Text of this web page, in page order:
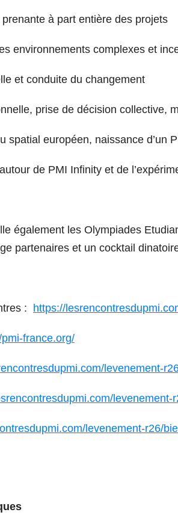
prenante à part entière des projets
environnements complexes et
et conduite du changement
prise de décision collective,
spatial européen, naissance d’un
de PMI Infinity et de
également les Olympiades
partenaires et un cocktail
: https://
france.org/
levenement-
levenement-r26/